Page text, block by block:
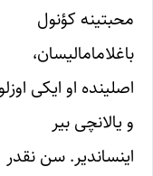
محبتینه کؤ‌نول‌
باغلامامالیسان،
اصلینده او‌ ایکی‌ اوز‌لو‌
و‌ یالانچی بیر
اینساندیر. سن نقدر